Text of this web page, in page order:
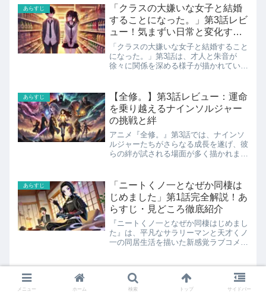
んでおくと流れがつながります。2024
年2月16日に公開...
あらすじ
「クラスの大嫌いな女子と結婚
することになった。」第3話レビ
ュー！気まずい日常と変化する
心境を徹底解説
「クラスの大嫌いな女子と結婚すること
になった。」第3話は、才人と朱音が
徐々に関係を深める様子が描かれていま
活を送る緊張感が物語の軸となっていま
す。 第3話では、日常の中...
あらすじ
【全修。】第3話レビュー：運命
を乗り越えるナインソルジャー
の挑戦と絆
アニメ『全修。』第3話では、ナインソ
ルジャーたちがさらなる成長を遂げ、彼
らの絆が試される場面が多く描かれまし
ーとなり、物語の展開に新たな変化をも
たらします。特にルークと...
あらすじ
「ニートくノ一となぜか同棲は
じめました」第1話完全解説！あ
らすじ・見どころ徹底紹介
『ニートくノ一となぜか同棲はじめまし
た』は、平凡なサラリーマンと天才くノ
一の同居生活を描いた新感覚ラブコメデ
ります。彼を救ったのは、ゲームオタク
でニート志望のくノ一・...
あらすじ
【天久鷹央の推理カルテ】第6話
「炎の終幕」解説｜鷹央の推理
メニュー ホーム 検索 トップ サイドバー